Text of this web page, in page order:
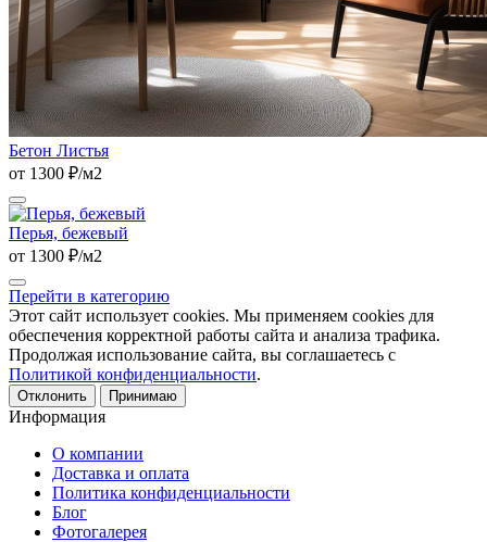
Бетон Листья
от 1300 ₽/м2
Перья, бежевый
от 1300 ₽/м2
Перейти в категорию
Этот сайт использует cookies. Мы применяем cookies для
обеспечения корректной работы сайта и анализа трафика.
Продолжая использование сайта, вы соглашаетесь с
Политикой конфиденциальности.
Отклонить Принимаю
Информация
О компании
Доставка и оплата
Политика конфиденциальности
Блог
Фотогалерея